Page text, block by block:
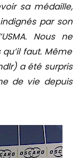
sa médaille,
par son
Nous ne
faut. Même
a été surpris
de vie depuis